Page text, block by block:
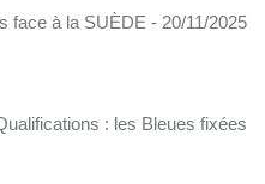
face à la SUÈDE - 20/11/2025
: les Bleues fixées